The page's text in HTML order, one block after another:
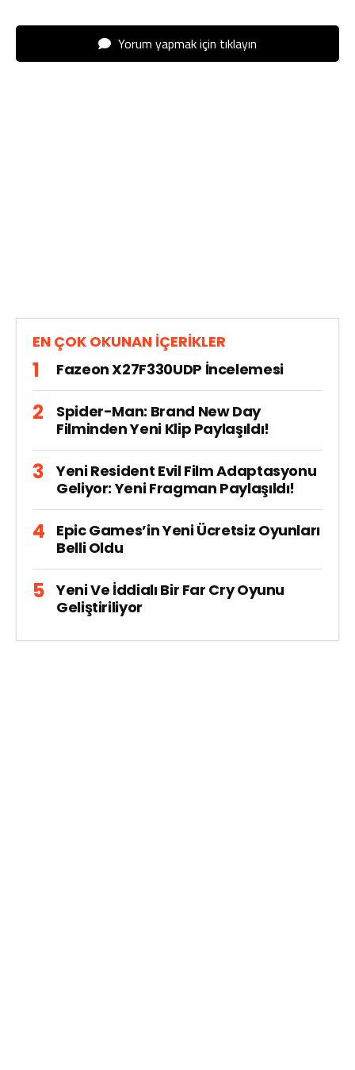
Yorum yapmak için tıklayın
EN ÇOK OKUNAN İÇERİKLER
Fazeon X27F330UDP İncelemesi
Spider-Man: Brand New Day
Filminden Yeni Klip Paylaşıldı!
Yeni Resident Evil Film Adaptasyonu
Geliyor: Yeni Fragman Paylaşıldı!
Epic Games’in Yeni Ücretsiz Oyunları
Belli Oldu
Yeni Ve İddialı Bir Far Cry Oyunu
Geliştiriliyor